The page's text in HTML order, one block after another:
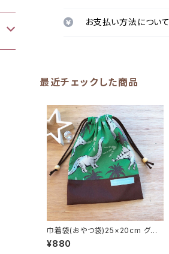
お支払い方法について
最近チェックした商品
巾着袋(おやつ袋)25×20cm グリ
ーン【リアルダイナソー】 ★KY.20
｜通園通学用のかわいい巾着袋や
¥880